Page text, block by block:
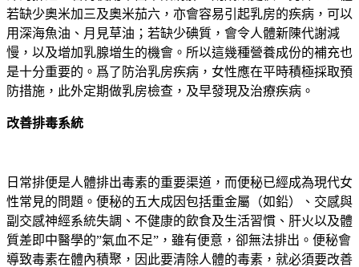
若缺少奧米加三及奧米茄六，亦會容易引起乳房的疾病，可以
用深海魚油、月見草油；若缺少碘質，會令人體新陳代謝減
慢，以及增加乳腺增生的機會。所以這幾種營養成份的補充也
是十分重要的。爲了防治乳房疾病，女性應在平時積極採取預
防措施，此外定期做乳房檢查，及早發現及治療疾病。
改善排毒系統
日常排便是人體排出毒素的重要渠道，而便秘已經成為現代女
性常見的問題。便秘的五大成因包括重金屬（如鉛）、交感與
副交感神經系統失調、不健康的飲食及生活習慣、肝火以及體
質差即中醫學的”氣血不足”，雖有便意，卻無法排出。便秘會
導致毒素在體內積聚，因此要清除人體的毒素，就必須要改善